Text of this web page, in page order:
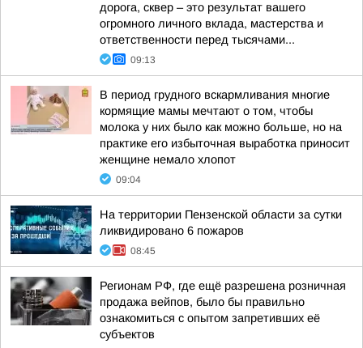
дорога, сквер – это результат вашего
огромного личного вклада, мастерства и
ответственности перед тысячами...
09:13
В период грудного вскармливания многие
кормящие мамы мечтают о том, чтобы
молока у них было как можно больше, но на
практике его избыточная выработка приносит
женщине немало хлопот
09:04
На территории Пензенской области за сутки
ликвидировано 6 пожаров
08:45
Регионам РФ, где ещё разрешена розничная
продажа вейпов, было бы правильно
ознакомиться с опытом запретивших её
субъектов